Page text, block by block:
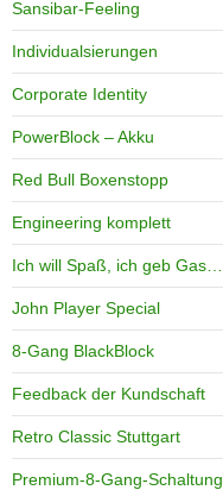
Sansibar-Feeling
Individualsierungen
Corporate Identity
PowerBlock – Akku
Red Bull Boxenstopp
Engineering komplett
Ich will Spaß, ich geb Gas…
John Player Special
8-Gang BlackBlock
Feedback der Kundschaft
Retro Classic Stuttgart
Premium-8-Gang-Schaltung